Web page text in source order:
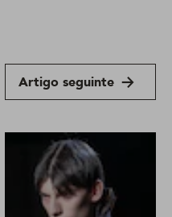
Artigo seguinte